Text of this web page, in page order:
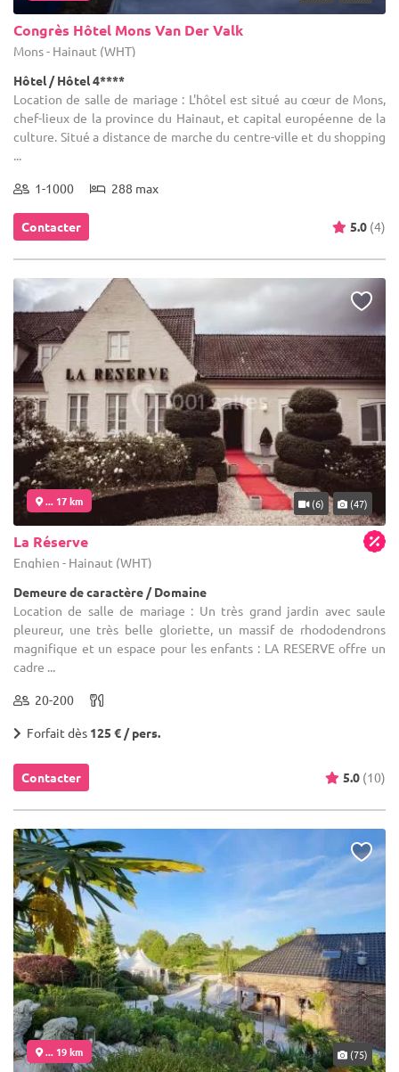
Congrès Hôtel Mons Van Der Valk
Mons - Hainaut (WHT)
Hôtel / Hôtel 4****
Location de salle de mariage : L'hôtel est situé au cœur de Mons,
chef-lieux de la province du Hainaut, et capital européenne de la
culture. Situé a distance de marche du centre-ville et du shopping
...
1-1000 288 max
Contacter 5.0 (4)
... 17 km (6) (47)
La Réserve
Enghien - Hainaut (WHT)
Demeure de caractère / Domaine
Location de salle de mariage : Un très grand jardin avec saule
pleureur, une très belle gloriette, un massif de rhododendrons
magnifique et un espace pour les enfants : LA RESERVE offre un
cadre ...
20-200
Forfait dès 125 € / pers.
Contacter 5.0 (10)
... 19 km (75)